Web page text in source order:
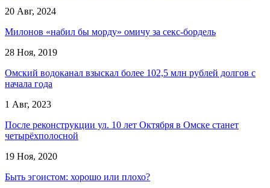
20 Авг, 2024
Милонов «набил бы морду» омичу за секс-бордель
28 Ноя, 2019
Омский водоканал взыскал более 102,5 млн рублей долгов с
начала года
1 Авг, 2023
После реконструкции ул. 10 лет Октября в Омске станет
четырёхполосной
19 Ноя, 2020
Быть эгоистом: хорошо или плохо?